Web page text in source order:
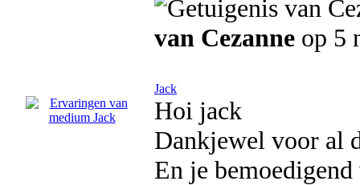
van Cezanne op 5
Jack
Hoi jack
Dankjewel voor al
En je